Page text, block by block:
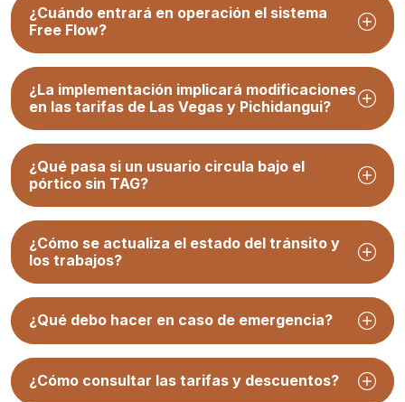
¿Cuándo entrará en operación el sistema
Free Flow?
¿La implementación implicará modificaciones
en las tarifas de Las Vegas y Pichidangui?
¿Qué pasa si un usuario circula bajo el
pórtico sin TAG?
¿Cómo se actualiza el estado del tránsito y
los trabajos?
¿Qué debo hacer en caso de emergencia?
¿Cómo consultar las tarifas y descuentos?